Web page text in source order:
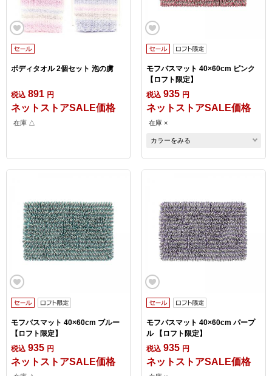
ボディタオル 2個セット 泡の虜
税込 891 円
ネットストアSALE価格
在庫 △
モフバスマット 40×60cm ピンク
【ロフト限定】
税込 935 円
ネットストアSALE価格
在庫 ×
カラーをみる
モフバスマット 40×60cm ブルー
【ロフト限定】
税込 935 円
ネットストアSALE価格
モフバスマット 40×60cm パープ
ル 【ロフト限定】
税込 935 円
ネットストアSALE価格